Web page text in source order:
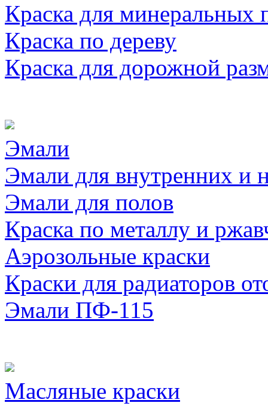
Краска для минеральных
Краска по дереву
Краска для дорожной
Эмали
Эмали для внутренних и
Эмали для полов
Краска по металлу и
Аэрозольные краски
Краски для радиаторов
Эмали ПФ-115
Масляные краски